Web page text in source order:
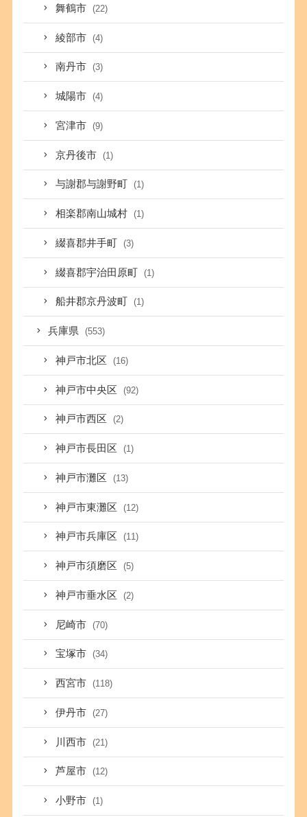
舞鶴市 (22)
綾部市 (4)
南丹市 (3)
城陽市 (4)
宮津市 (9)
京丹後市 (1)
与謝郡与謝野町 (1)
相楽郡南山城村 (1)
綴喜郡井手町 (3)
綴喜郡宇治田原町 (1)
船井郡京丹波町 (1)
兵庫県 (553)
神戸市北区 (16)
神戸市中央区 (92)
神戸市西区 (2)
神戸市長田区 (1)
神戸市灘区 (13)
神戸市東灘区 (12)
神戸市兵庫区 (11)
神戸市須磨区 (5)
神戸市垂水区 (2)
尼崎市 (70)
宝塚市 (34)
西宮市 (118)
伊丹市 (27)
川西市 (21)
芦屋市 (12)
小野市 (1)